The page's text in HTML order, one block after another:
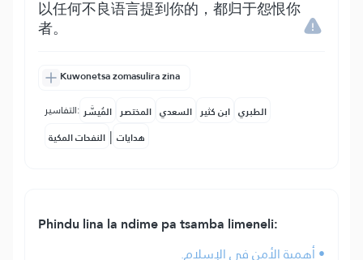
以任何不良语言提到你的，都归于怨恨你
者。
Kuwonetsa zomasulira zina
التفاسير: المُيسَّر المختصر السعدي ابن كثير الطبري
النفحات المكية | هدايات
Phindu lina la ndime pa tsamba limeneli:
• أهمية الأمن في الإسلام.